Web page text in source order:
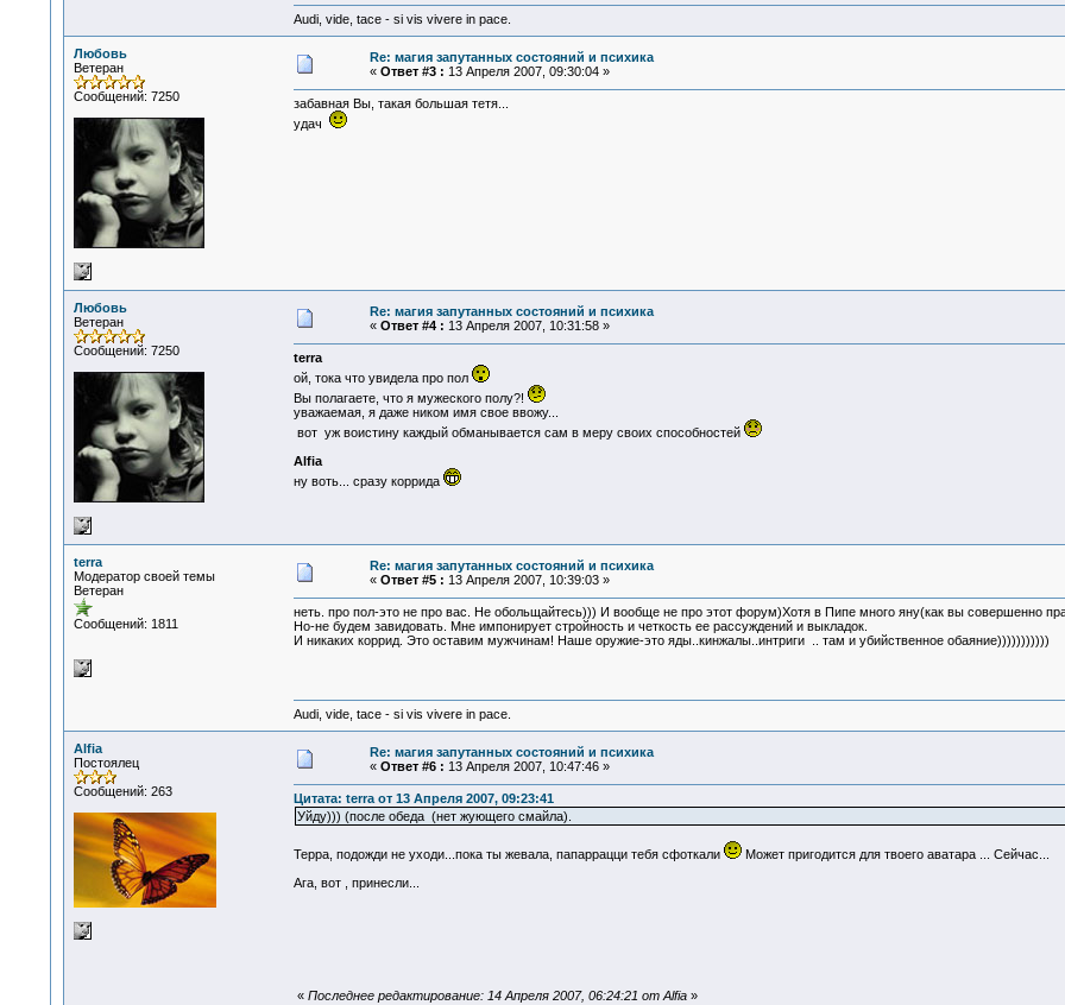
Audi, vide, tace - si vis vivere in pace.
Любовь
Ветеран
Сообщений: 7250
Re: магия запутанных состояний и психика
« Ответ #3 : 13 Апреля 2007, 09:30:04 »
забавная Вы, такая большая тетя...
удач
Любовь
Ветеран
Сообщений: 7250
Re: магия запутанных состояний и психика
« Ответ #4 : 13 Апреля 2007, 10:31:58 »
terra
ой, тока что увидела про пол
Вы полагаете, что я мужеского полу?!
уважаемая, я даже ником имя свое ввожу...
вот уж воистину каждый обманывается сам в меру своих способностей
Alfia
ну воть... сразу коррида
terra
Модератор своей темы
Ветеран
Сообщений: 1811
Re: магия запутанных состояний и психика
« Ответ #5 : 13 Апреля 2007, 10:39:03 »
неть. про пол-это не про вас. Не обольщайтесь))) И вообще не про этот форум)Хотя в Пипе много яну(как вы совершенно
Но-не будем завидовать. Мне импонирует стройность и четкость ее рассуждений и выкладок.
И никаких коррид. Это оставим мужчинам! Наше оружие-это яды..кинжалы..интриги .. там и убийственное обаяние)))))))))))
Audi, vide, tace - si vis vivere in pace.
Alfia
Постоялец
Сообщений: 263
Re: магия запутанных состояний и психика
« Ответ #6 : 13 Апреля 2007, 10:47:46 »
Цитата: terra от 13 Апреля 2007, 09:23:41
Уйду))) (после обеда (нет жующего смайла).
Терра, подожди не уходи...пока ты жевала, папаррацци тебя сфоткали
Может пригодится для твоего аватара ... Сейчас...
Ага, вот , принесли...
« Последнее редактирование: 14 Апреля 2007, 06:24:21 от Alfia»